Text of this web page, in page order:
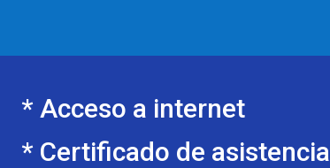
* Acceso a internet
* Certificado de asistencia